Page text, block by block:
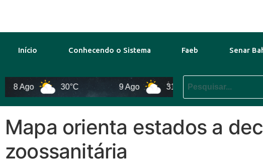
Início Conhecendo o Sistema Faeb Senar
8 Ago 30°C 9 Ago 31°C 10 Ago
Mapa orienta estados a
zoossanitária